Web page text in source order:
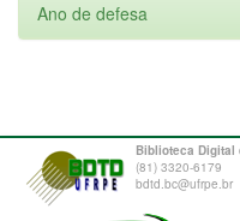
Ano de defesa
Biblioteca Digital
(81) 3320-6179
bdtd.bc@ufrpe.br